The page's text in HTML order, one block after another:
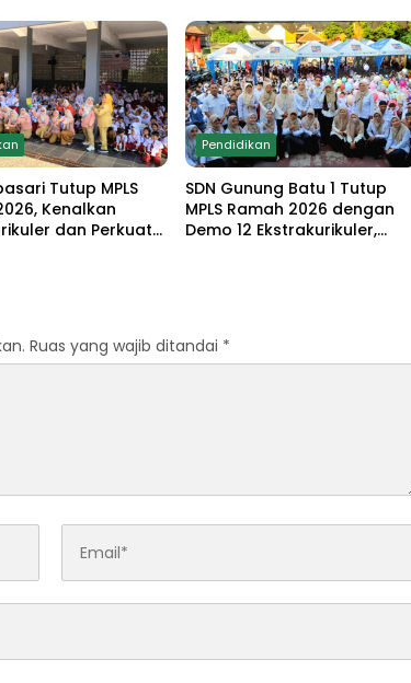
Tutup MPLS
Kenalkan
dan Perkuat
Pendidikan
SDN Gunung Batu 1 Tutup
MPLS Ramah 2026 dengan
Demo 12 Ekstrakurikuler,
Ruas yang wajib ditandai *